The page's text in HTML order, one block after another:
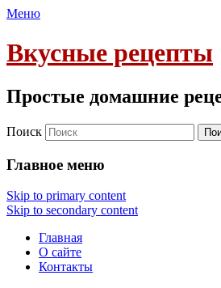
Меню
Вкусные рецепты
Простые домашние
Поиск
Главное меню
Skip to primary content
Skip to secondary content
Главная
О сайте
Контакты